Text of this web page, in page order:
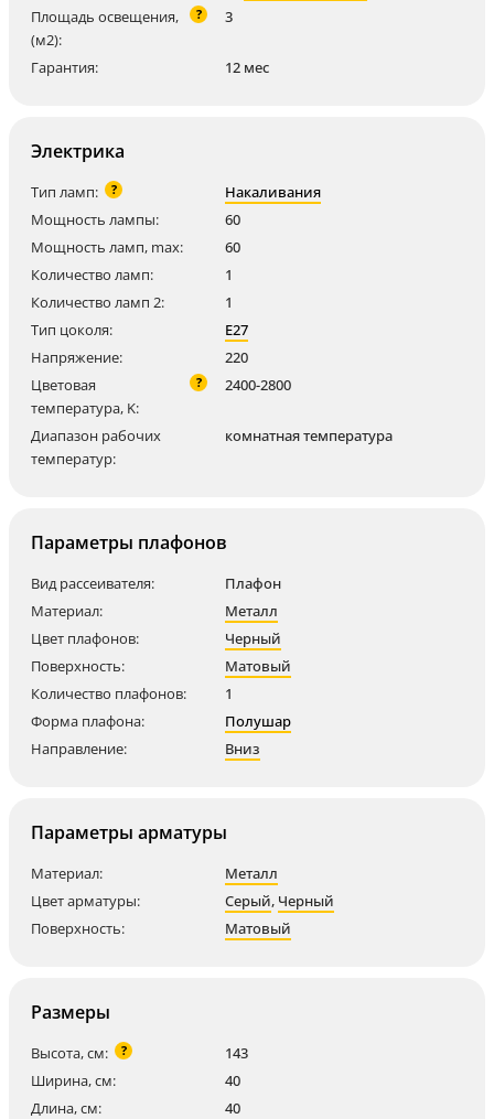
Площадь освещения,
(м2):
? 3
Гарантия: 12 мес
Электрика
Тип ламп: ?
Накаливания
Мощность лампы:
60
Мощность ламп, max:
60
Количество ламп:
1
Количество ламп 2:
1
Тип цоколя:
E27
Напряжение:
220
Цветовая
температура, K:
? 2400-2800
Диапазон рабочих
температур:
комнатная температура
Параметры плафонов
Вид рассеивателя:
Плафон
Материал:
Металл
Цвет плафонов:
Черный
Поверхность:
Матовый
Количество плафонов:
1
Форма плафона:
Полушар
Направление:
Вниз
Параметры арматуры
Материал:
Металл
Цвет арматуры:
Серый, Черный
Поверхность:
Матовый
Размеры
Высота, см: ?
143
Ширина, см:
40
Длина, см:
40